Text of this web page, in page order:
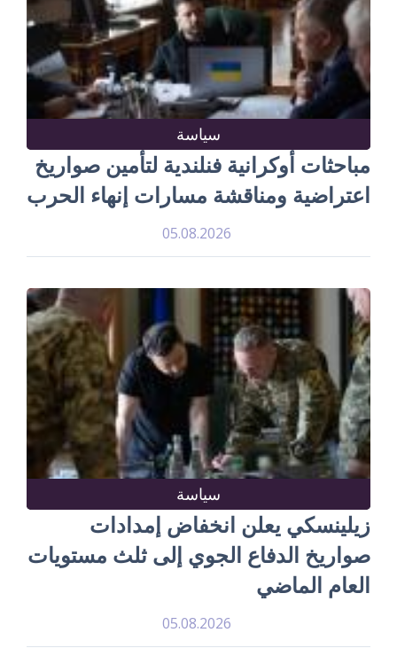
سياسة
مباحثات أوكرانية فنلندية لتأمين صواريخ
اعتراضية ومناقشة مسارات إنهاء الحرب
05.08.2026
سياسة
زيلينسكي يعلن انخفاض إمدادات
صواريخ الدفاع الجوي إلى ثلث مستويات
العام الماضي
05.08.2026